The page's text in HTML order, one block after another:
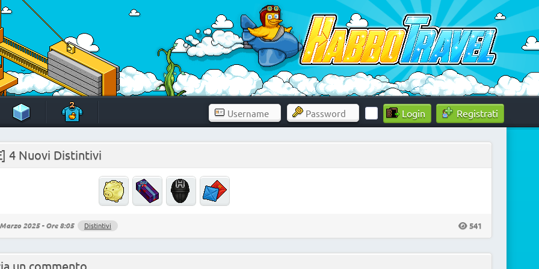
Registrati
4 Nuovi Distintivi
2025 - Ore 8:05 Distintivi 541
un commento